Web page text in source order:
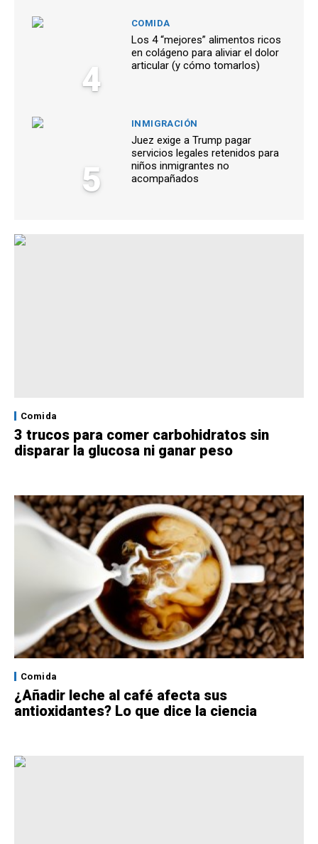
4
COMIDA
Los 4 “mejores” alimentos ricos
en colágeno para aliviar el dolor
articular (y cómo tomarlos)
5
INMIGRACIÓN
Juez exige a Trump pagar
servicios legales retenidos para
niños inmigrantes no
acompañados
Comida
3 trucos para comer carbohidratos sin
disparar la glucosa ni ganar peso
Comida
¿Añadir leche al café afecta sus
antioxidantes? Lo que dice la ciencia